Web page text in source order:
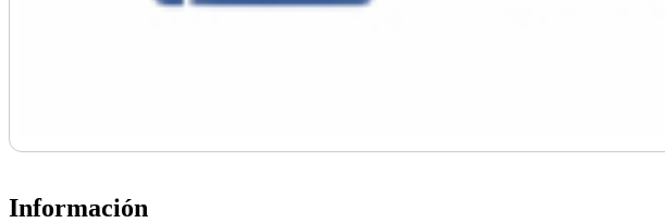
Información